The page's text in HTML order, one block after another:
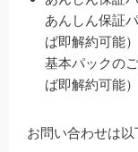
あんしん保証
ば即解約可能）
基本パックの
ば即解約可能）
お問い合わせは以